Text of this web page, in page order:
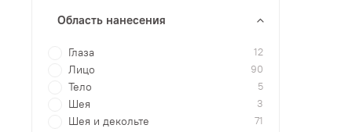
Область нанесения
Глаза 12
Лицо 90
Тело 5
Шея 3
Шея и декольте 71